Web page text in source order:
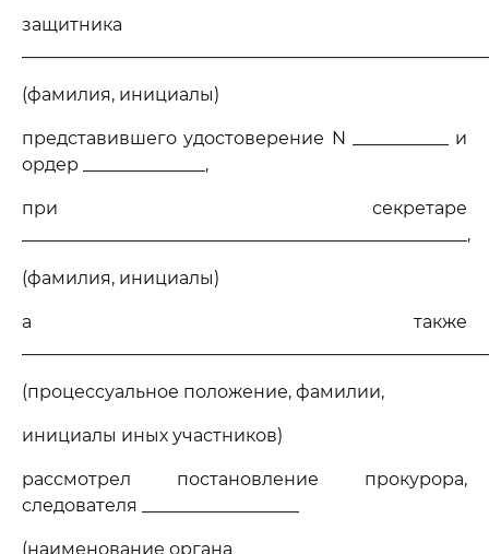
защитника
(фамилия, инициалы)
представившего удостоверение N ___________ и
ордер ______________,
при секретаре
___________________________________________________,
(фамилия, инициалы)
а также
(процессуальное положение, фамилии,
инициалы иных участников)
рассмотрел постановление прокурора,
следователя __________________
(наименование органа